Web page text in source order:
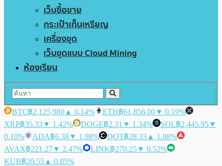
เว็บซื้อขาย
กระเป๋าเก็บเหรียญ
เครื่องขุด
เว็บขุดแบบ Cloud Mining
ห้องเรียน
BTC฿2,125,980 ▲ 0.14% ETH฿61,856.00▼ 0.19%
XRP฿35.33▼ 1.42% DOGE฿2.31 ▼ 1.34% SOL฿2,445.95▼
0.10%
ADA฿6.38▼ 1.98% DOT฿28.33 ▲ 1.88%
AVAX฿221.27▼ 2.47% LINK฿270.25▼ 0.52%
KUB฿20.55 ▲ 0.85%